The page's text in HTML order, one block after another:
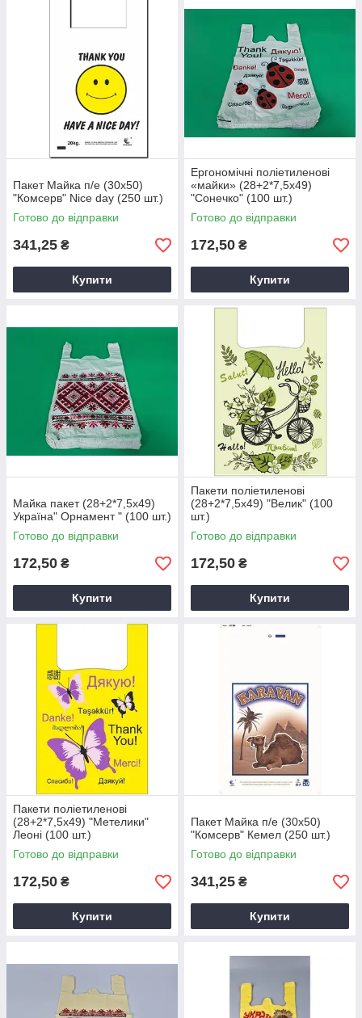
Пакет Майка п/е (30х50)
"Комсерв" Nice day (250 шт.)
Готово до відправки
341,25 ₴
Купити
Ергономічні поліетиленові
«майки» (28+2*7,5х49)
"Сонечко" (100 шт.)
Готово до відправки
172,50 ₴
Купити
Майка пакет (28+2*7,5х49)
Україна" Орнамент " (100 шт.)
Готово до відправки
172,50 ₴
Купити
Пакети поліетиленові
(28+2*7,5х49) "Велик" (100
шт.)
Готово до відправки
172,50 ₴
Купити
Пакети поліетиленові
(28+2*7,5х49) "Метелики"
Леоні (100 шт.)
Готово до відправки
172,50 ₴
Купити
Пакет Майка п/е (30х50)
"Комсерв" Кемел (250 шт.)
Готово до відправки
341,25 ₴
Купити